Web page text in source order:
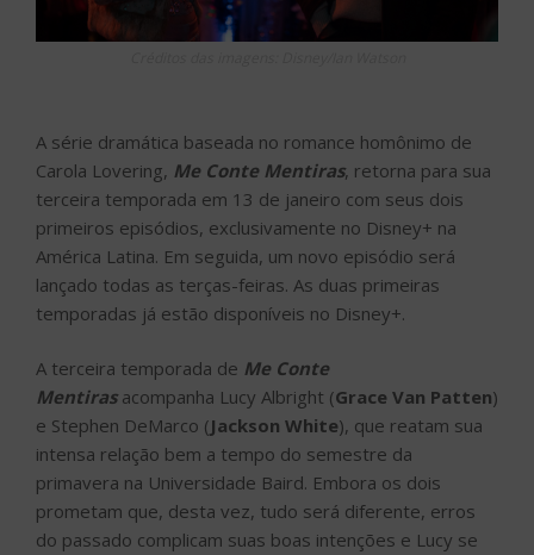
A série dramática baseada no romance homônimo de
Carola Lovering, Me Conte Mentiras, retorna para sua
terceira temporada em 13 de janeiro com seus dois
primeiros episódios, exclusivamente no Disney+ na
América Latina. Em seguida, um novo episódio será
lançado todas as terças-feiras. As duas primeiras
temporadas já estão disponíveis no Disney+.
A terceira temporada de Me Conte
Mentirasacompanha Lucy Albright (Grace Van Patten)
e Stephen DeMarco (Jackson White), que reatam sua
intensa relação bem a tempo do semestre da
primavera na Universidade Baird. Embora os dois
prometam que, desta vez, tudo será diferente, erros
do passado complicam suas boas intenções e Lucy se